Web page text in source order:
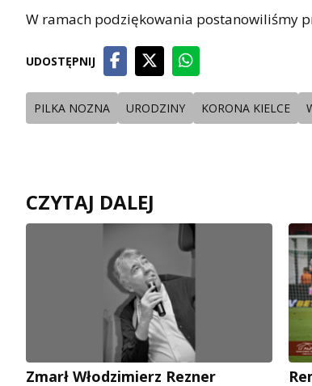
W ramach podziękowania postanowiliśmy
UDOSTĘPNIJ
PILKA NOZNA URODZINY KORONA KIELCE
CZYTAJ DALEJ
Zmarł Włodzimierz Rezner